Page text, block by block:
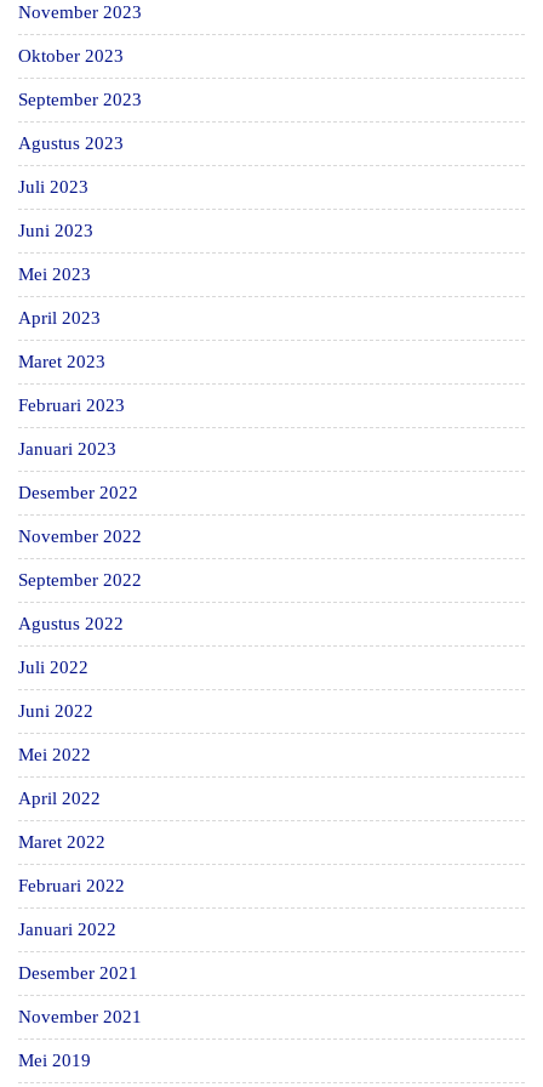
November 2023
Oktober 2023
September 2023
Agustus 2023
Juli 2023
Juni 2023
Mei 2023
April 2023
Maret 2023
Februari 2023
Januari 2023
Desember 2022
November 2022
September 2022
Agustus 2022
Juli 2022
Juni 2022
Mei 2022
April 2022
Maret 2022
Februari 2022
Januari 2022
Desember 2021
November 2021
Mei 2019